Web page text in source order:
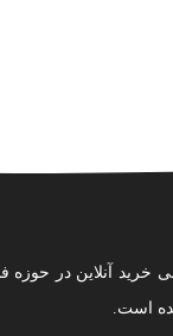
خرید آنلاین در